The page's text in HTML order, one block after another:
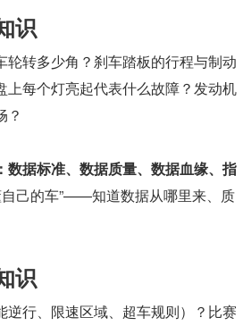
识
轮转多少角？刹车踏板的行程与制动
上每个灯亮起代表什么故障？发动机
？
数据标准、数据质量、数据血缘、指
自己的车”——知道数据从哪里来、质
识
逆行、限速区域、超车规则）？比赛